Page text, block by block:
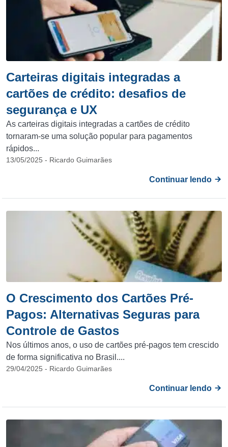
Carteiras digitais integradas a
cartões de crédito: desafios de
segurança e UX
As carteiras digitais integradas a cartões de crédito
tornaram-se uma solução popular para pagamentos
rápidos...
13/05/2025 - Ricardo Guimarães
Continuar lendo
O Crescimento dos Cartões Pré-
Pagos: Alternativas Seguras para
Controle de Gastos
Nos últimos anos, o uso de cartões pré-pagos tem crescido
de forma significativa no Brasil....
29/04/2025 - Ricardo Guimarães
Continuar lendo